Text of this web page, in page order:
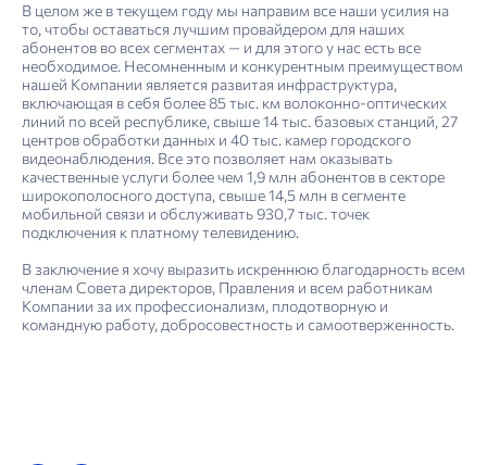
В целом же в текущем году мы направим все наши усилия на
то, чтобы оставаться лучшим провайдером для наших
абонентов во всех сегментах — и для этого у нас есть все
необходимое. Несомненным и конкурентным преимуществом
нашей Компании является развитая инфраструктура,
включающая в себя более 85 тыс. км волоконно-оптических
линий по всей республике, свыше 14 тыс. базовых станций, 27
центров обработки данных и 40 тыс. камер городского
видеонаблюдения. Все это позволяет нам оказывать
качественные услуги более чем 1,9 млн абонентов в секторе
широкополосного доступа, свыше 14,5 млн в сегменте
мобильной связи и обслуживать 930,7 тыс. точек
подключения к платному телевидению.
В заключение я хочу выразить искреннюю благодарность всем
членам Совета директоров, Правления и всем работникам
Компании за их профессионализм, плодотворную и
командную работу, добросовестность и самоотверженность.